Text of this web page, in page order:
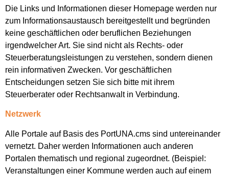
Die Links und Informationen dieser Homepage werden nur
zum Informationsaustausch bereitgestellt und begründen
keine geschäftlichen oder beruflichen Beziehungen
irgendwelcher Art. Sie sind nicht als Rechts- oder
Steuerberatungsleistungen zu verstehen, sondern dienen
rein informativen Zwecken. Vor geschäftlichen
Entscheidungen setzen Sie sich bitte mit ihrem
Steuerberater oder Rechtsanwalt in Verbindung.
Netzwerk
Alle Portale auf Basis des PortUNA.cms sind untereinander
vernetzt. Daher werden Informationen auch anderen
Portalen thematisch und regional zugeordnet. (Beispiel:
Veranstaltungen einer Kommune werden auch auf einem